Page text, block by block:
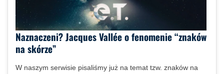
Naznaczeni? Jacques Vallée o fenomenie “znaków
na skórze”
W naszym serwisie pisaliśmy już na temat tzw. znaków na